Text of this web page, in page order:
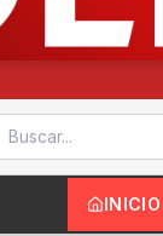
INICIO